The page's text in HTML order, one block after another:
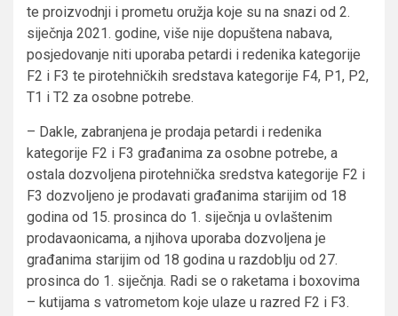
te proizvodnji i prometu oružja koje su na snazi od 2.
siječnja 2021. godine, više nije dopuštena nabava,
posjedovanje niti uporaba petardi i redenika kategorije
F2 i F3 te pirotehničkih sredstava kategorije F4, P1, P2,
T1 i T2 za osobne potrebe.
– Dakle, zabranjena je prodaja petardi i redenika
kategorije F2 i F3 građanima za osobne potrebe, a
ostala dozvoljena pirotehnička sredstva kategorije F2 i
F3 dozvoljeno je prodavati građanima starijim od 18
godina od 15. prosinca do 1. siječnja u ovlaštenim
prodavaonicama, a njihova uporaba dozvoljena je
građanima starijim od 18 godina u razdoblju od 27.
prosinca do 1. siječnja. Radi se o raketama i boxovima
– kutijama s vatrometom koje ulaze u razred F2 i F3.